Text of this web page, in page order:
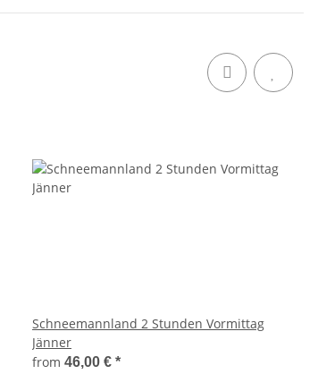
Schneemannland 2 Stunden Vormittag
Jänner
from 46,00 € *